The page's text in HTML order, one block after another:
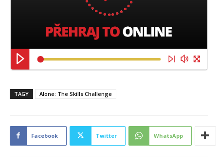
TAGY Alone: The Skills Challenge
Facebook Twitter WhatsApp